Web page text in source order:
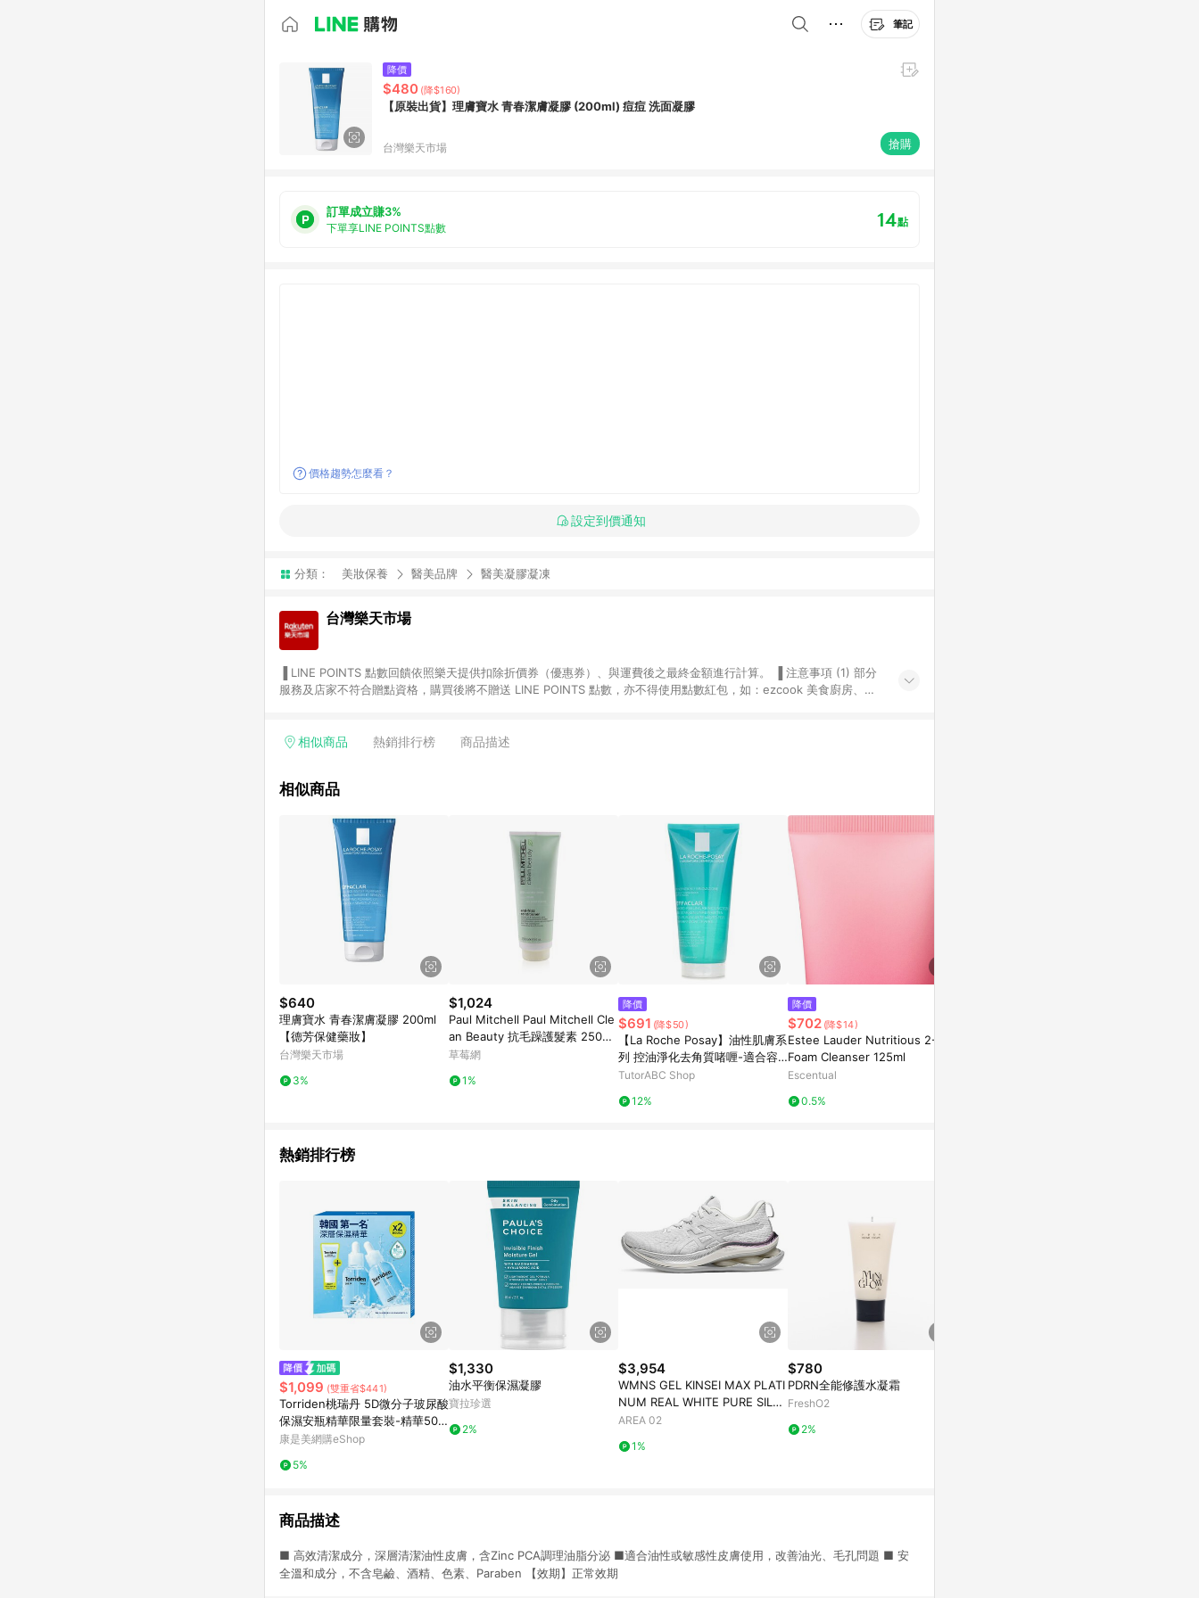
筆記
降價
$480 (降$160)
【原裝出貨】理膚寶水 青春潔膚凝膠 (200ml) 痘痘 洗面凝膠
台灣樂天市場 搶購
訂單成立賺3%
下單享LINE POINTS點數 14點
價格趨勢怎麼看？
設定到價通知
分類： 美妝保養 醫美品牌 醫美凝膠凝凍
台灣樂天市場
服務及店家不符合贈點資格，購買後將不贈送 LINE POINTS 點數，亦不得使用點數紅包，如：ezcook 美食廚房、樂
享有 LINE POINTS 回饋。 (3) 若購買之訂單（包含預購商品）未符合樂天市場 45 天內完成訂單出貨及結帳，則不符
會有時間差，如顯示之商品規格、顏色、價位、贈品與台灣樂天市場銷售網頁不符，以銷售網頁標示為準。 (6) 導購訂
點數回饋或點數回饋有爭議，台灣樂天市場保有更改條款與法律追訴之權利，活動詳情以樂天市場網站公告為準。
相似商品 熱銷排行榜 商品描述
相似商品
$640
理膚寶水 青春潔膚凝膠 200ml
【德芳保健藥妝】
台灣樂天市場
3%
$1,024
Paul Mitchell Paul Mitchell Cle
an Beauty 抗毛躁護髮素 250m
l/8.5oz-所有髮質潤髮乳
草莓網
1%
降價
$691 (降$50)
【La Roche Posay】油性肌膚系
列 控油淨化去角質啫喱-適合容
易長痘痘的肌膚
TutorABC Shop
12%
降價
$702 (降$14)
Estee Lauder Nutritious 2-In-1
Foam Cleanser 125ml
Escentual
0.5%
熱銷排行榜
$1,099 (雙重省$441)
Torriden桃瑞丹 5D微分子玻尿酸
保濕安瓶精華限量套裝-精華50M
L*2、凝霜20ML*1
康是美網購eShop
5%
$1,330
油水平衡保濕凝膠
寶拉珍選
2%
$3,954
WMNS GEL KINSEI MAX PLATI
NUM REAL WHITE PURE SILVE
R
AREA 02
1%
$780
PDRN全能修護水凝霜
FreshO2
2%
商品描述
■ 高效清潔成分，深層清潔油性皮膚，含Zinc PCA調理油脂分泌 ■適合油性或敏感性皮膚使用，改善油光、毛孔問題 ■ 安
全溫和成分，不含皂鹼、酒精、色素、Paraben 【效期】正常效期